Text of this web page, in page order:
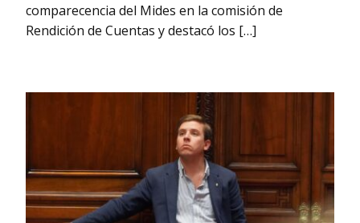
comparecencia del Mides en la comisión de
Rendición de Cuentas y destacó los […]